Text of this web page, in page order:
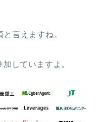
言えますね。
していますよ。